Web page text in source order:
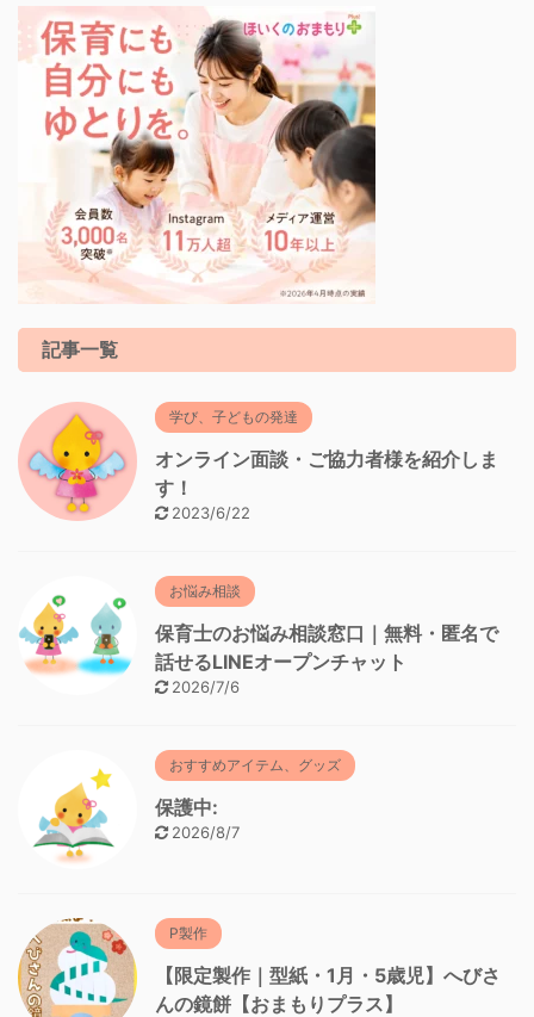
記事一覧
学び、子どもの発達
オンライン面談・ご協力者様を紹介しま
す！
2023/6/22
お悩み相談
保育士のお悩み相談窓口｜無料・匿名で
話せるLINEオープンチャット
2026/7/6
おすすめアイテム、グッズ
保護中:
2026/8/7
P製作
【限定製作｜型紙・1月・5歳児】へびさ
んの鏡餅【おまもりプラス】